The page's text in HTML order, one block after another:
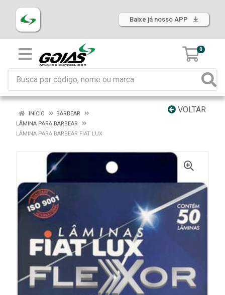
Baixe já nosso APP
0
VOLTAR
INÍCIO
BARBEAR
LÂMINA PARA BARBEAR
LÂMINA PARA BARBEAR FIAT LUX